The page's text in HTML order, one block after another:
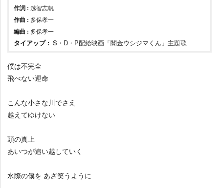
作詞 : 越智志帆
作曲 : 多保孝一
編曲 : 多保孝一
タイアップ : S・D・P配給映画「闇金ウシジマくん」主題歌
僕は不完全
飛べない運命
こんな小さな川でさえ
越えてゆけない
頭の真上
あいつが追い越していく
水際の僕を あざ笑うように